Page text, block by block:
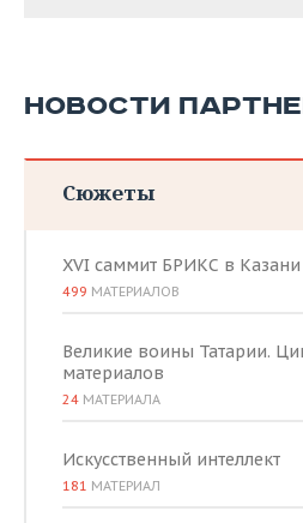
НОВОСТИ
Сюжеты
XVI саммит БРИКС в Казани
499 МАТЕРИАЛОВ
Великие воины Татарии.
материалов
24 МАТЕРИАЛА
Искусственный интеллект
181 МАТЕРИАЛ